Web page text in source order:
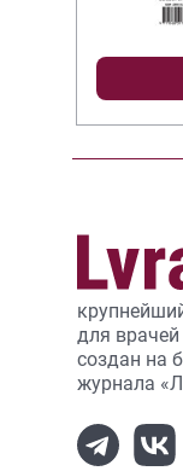
для
создан на
журнала